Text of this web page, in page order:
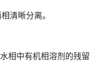
清晰分离。
相中有机相溶剂的残留